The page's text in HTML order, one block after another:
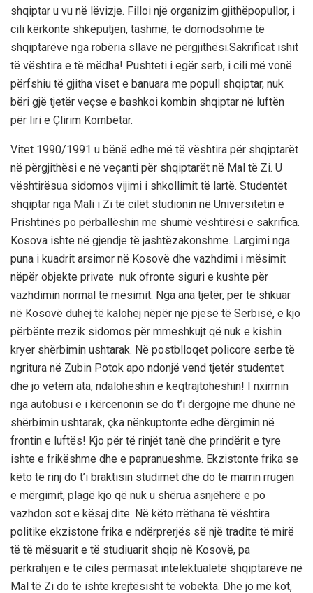
shqiptar u vu në lëvizje. Filloi një organizim gjithëpopullor, i
cili kërkonte shkëputjen, tashmë, të domodsohme të
shqiptarëve nga robëria sllave në përgjithësi.Sakrificat ishit
të vështira e të mëdha! Pushteti i egër serb, i cili më vonë
përfshiu të gjitha viset e banuara me popull shqiptar, nuk
bëri gjë tjetër veçse e bashkoi kombin shqiptar në luftën
për liri e Çlirim Kombëtar.
Vitet 1990/1991 u bënë edhe më të vështira për shqiptarët
në përgjithësi e në veçanti për shqiptarët në Mal të Zi. U
vështirësua sidomos vijimi i shkollimit të lartë. Studentët
shqiptar nga Mali i Zi të cilët studionin në Universitetin e
Prishtinës po përballëshin me shumë vështirësi e sakrifica.
Kosova ishte në gjendje të jashtëzakonshme. Largimi nga
puna i kuadrit arsimor në Kosovë dhe vazhdimi i mësimit
nëpër objekte private nuk ofronte siguri e kushte për
vazhdimin normal të mësimit. Nga ana tjetër, për të shkuar
në Kosovë duhej të kalohej nëpër një pjesë të Serbisë, e kjo
përbënte rrezik sidomos për mmeshkujt që nuk e kishin
kryer shërbimin ushtarak. Në postblloqet policore serbe të
ngritura në Zubin Potok apo ndonjë vend tjetër studentet
dhe jo vetëm ata, ndaloheshin e keqtrajtoheshin! I nxirrnin
nga autobusi e i kërcenonin se do t’i dërgojnë me dhunë në
shërbimin ushtarak, çka nënkuptonte edhe dërgimin në
frontin e luftës! Kjo për të rinjët tanë dhe prindërit e tyre
ishte e frikëshme dhe e papranueshme. Ekzistonte frika se
këto të rinj do t’i braktisin studimet dhe do të marrin rrugën
e mërgimit, plagë kjo që nuk u shërua asnjëherë e po
vazhdon sot e kësaj dite. Në këto rrëthana të vështira
politike ekzistone frika e ndërprerjës së një tradite të mirë
të të mësuarit e të studiuarit shqip në Kosovë, pa
përkrahjen e të cilës përmasat intelektualetë shqiptarëve në
Mal të Zi do të ishte krejtësisht të vobekta. Dhe jo më kot,